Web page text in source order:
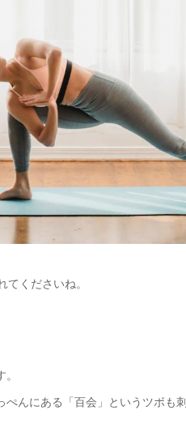
くださいね。
んにある「百会」というツボも